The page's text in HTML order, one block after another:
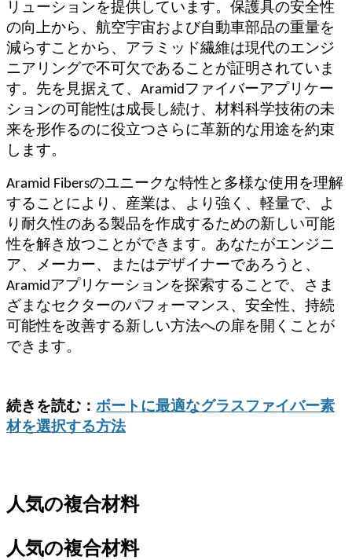
リューションを提供しています。保護具の安全性
の向上から、航空宇宙および自動車部品の重量を
減らすことから、アラミッド繊維は現代のエンジ
ニアリングで不可欠であることが証明されていま
す。先を見据えて、Aramidファイバーアプリケー
ションの可能性は成長し続け、材料科学技術の未
来を形作るのに役立つさらに革新的な用途を約束
します。
Aramid Fibersのユニークな特性と多様な使用を理解
することにより、産業は、より強く、軽量で、よ
り耐久性のある製品を作成するための新しい可能
性を解き放つことができます。あなたがエンジニ
ア、メーカー、またはデザイナーであろうと、
Aramidアプリケーションを探索することで、さま
ざまなセクターのパフォーマンス、安全性、持続
可能性を改善する新しい方法への扉を開くことが
できます。
続きを読む： ボートに最適なグラスファイバー素
材を選択する方法
人気の複合材料
人気の複合材料